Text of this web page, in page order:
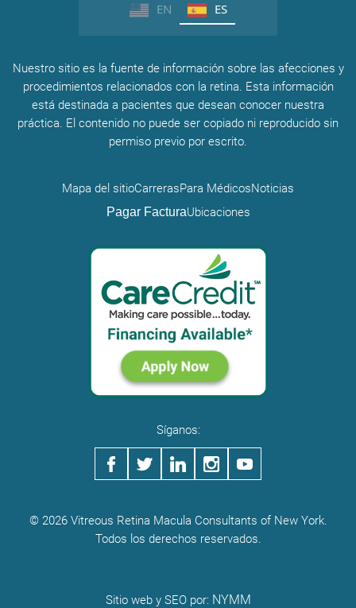
EN ES
Nuestro sitio es la fuente de información sobre las afecciones y
procedimientos relacionados con la retina. Esta información
está destinada a pacientes que desean conocer nuestra
práctica. El contenido no puede ser copiado ni reproducido sin
permiso previo por escrito.
Mapa del sitioCarrerasPara MédicosNoticias
Pagar FacturaUbicaciones
Síganos:
© 2026 Vitreous Retina Macula Consultants of New York.
Todos los derechos reservados.
Sitio web y SEO por: NYMM